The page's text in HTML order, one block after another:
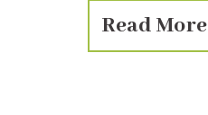
Read More